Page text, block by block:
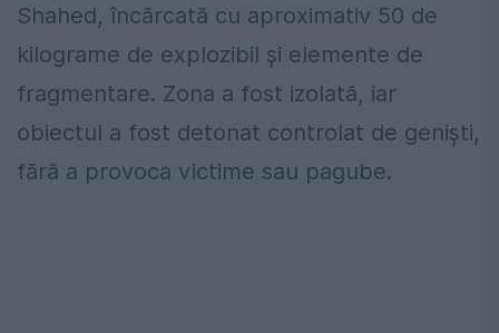
Shahed, încărcată cu aproximativ 50 de
kilograme de explozibil și elemente de
fragmentare. Zona a fost izolată, iar
obiectul a fost detonat controlat de geniști,
fără a provoca victime sau pagube.